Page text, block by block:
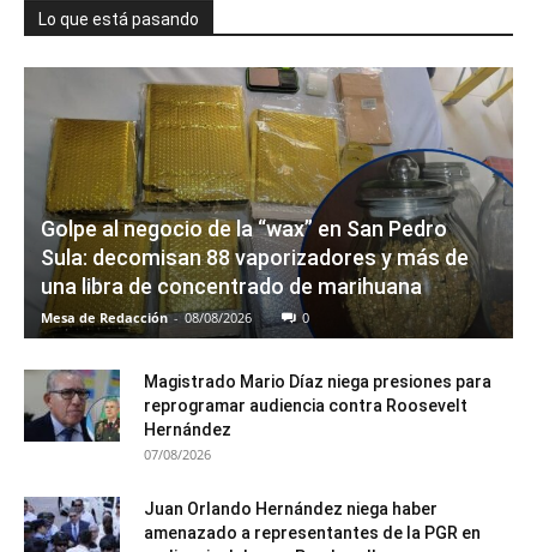
Lo que está pasando
Golpe al negocio de la “wax” en San Pedro
Sula: decomisan 88 vaporizadores y más de
una libra de concentrado de marihuana
Mesa de Redacción - 08/08/2026 0
Magistrado Mario Díaz niega presiones para
reprogramar audiencia contra Roosevelt
Hernández
07/08/2026
Juan Orlando Hernández niega haber
amenazado a representantes de la PGR en